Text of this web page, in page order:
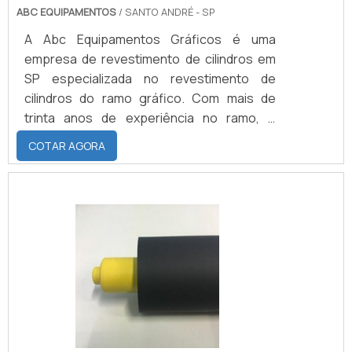
ABC EQUIPAMENTOS / SANTO ANDRÉ - SP
A Abc Equipamentos Gráficos é uma
empresa de revestimento de cilindros em
SP especializada no revestimento de
cilindros do ramo gráfico. Com mais de
trinta anos de experiência no ramo, é
reconhecida pela qualidade de seus
produtos, para máquinas gráficas,
laminadora, extrusora, plastificação, corte
REVESTIMENTO DE CILINDROSA empresa
busca incessantemente o aprimoramento
das suas atividades e qualificação de seus
colaboradores, para proporcionar um
atendimento de excelência. Fornecemos
para todo o Brasil, diversos tipos de
COTAR AGORA